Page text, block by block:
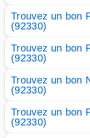
Trouvez un bon
(92330)
Trouvez un bon
(92330)
Trouvez un bon
(92330)
Trouvez un bon
(92330)